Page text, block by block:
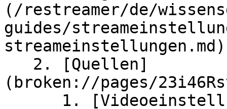
(/restreamer/de/
guides/
streameinstellungen.md)
(broken://pages/